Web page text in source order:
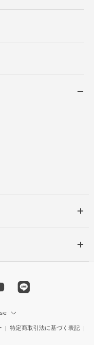
特定商取引法に基づく表記